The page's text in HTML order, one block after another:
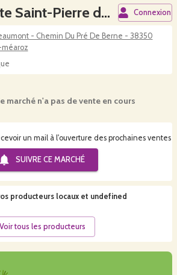
Groupe Cagette Saint-Pierre de Méarotz Connexion
- Chemin Du Pré De Berne - 38350
marché n'a pas de vente en cours
un mail à l'ouverture des prochaines ventes
SUIVRE CE MARCHÉ
producteurs locaux et undefined
Voir tous les producteurs